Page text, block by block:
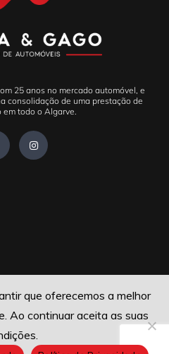
25 anos no mercado automóvel, e
consolidação de uma prestação de
em todo o Algarve.
que oferecemos a melhor
Ao continuar aceita as suas